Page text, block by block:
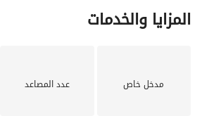
المزايا والخدمات
مدخل خاص عدد المصاعد